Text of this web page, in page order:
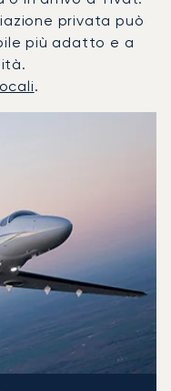
privata può
più adatto e a
.